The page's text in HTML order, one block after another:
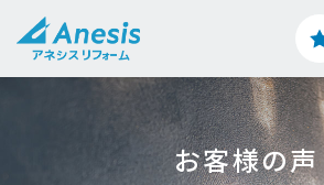
お客様の声